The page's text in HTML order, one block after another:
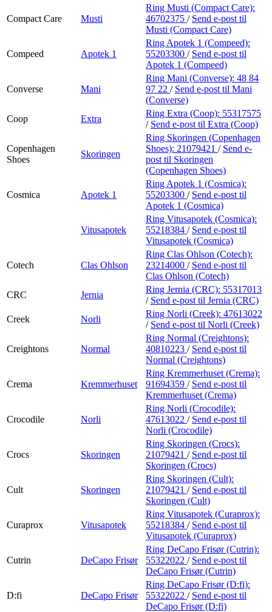
Compact Care Musti
Ring Musti (Compact Care):
46702375 / Send e-post til
Musti (Compact Care)
Compeed Apotek 1
Ring Apotek 1 (Compeed):
55203300 / Send e-post til
Apotek 1 (Compeed)
Converse Mani
Ring Mani (Converse): 48 84
97 22 / Send e-post til Mani
(Converse)
Coop
Extra
Ring Extra (Coop): 55317575
/ Send e-post til Extra (Coop)
Copenhagen
Shoes
Skoringen
Ring Skoringen (Copenhagen
Shoes): 21079421 / Send e-
post til Skoringen
(Copenhagen Shoes)
Cosmica Apotek 1
Ring Apotek 1 (Cosmica):
55203300 / Send e-post til
Apotek 1 (Cosmica)
Vitusapotek
Ring Vitusapotek (Cosmica):
55218384 / Send e-post til
Vitusapotek (Cosmica)
Cotech Clas Ohlson
Ring Clas Ohlson (Cotech):
23214000 / Send e-post til
Clas Ohlson (Cotech)
CRC
Jernia
Ring Jernia (CRC): 55317013
/ Send e-post til Jernia (CRC)
Creek
Norli
Ring Norli (Creek): 47613022
/ Send e-post til Norli (Creek)
Creightons Normal
Ring Normal (Creightons):
40810223 / Send e-post til
Normal (Creightons)
Crema Kremmerhuset
Ring Kremmerhuset (Crema):
91694359 / Send e-post til
Kremmerhuset (Crema)
Crocodile Norli
Ring Norli (Crocodile):
47613022 / Send e-post til
Norli (Crocodile)
Crocs Skoringen
Ring Skoringen (Crocs):
21079421 / Send e-post til
Skoringen (Crocs)
Cult Skoringen
Ring Skoringen (Cult):
21079421 / Send e-post til
Skoringen (Cult)
Curaprox Vitusapotek
Ring Vitusapotek (Curaprox):
55218384 / Send e-post til
Vitusapotek (Curaprox)
Cutrin DeCapo Frisør
Ring DeCapo Frisør (Cutrin):
55322022 / Send e-post til
DeCapo Frisør (Cutrin)
D:fi DeCapo Frisør
Ring DeCapo Frisør (D:fi):
55322022 / Send e-post til
DeCapo Frisør (D:fi)